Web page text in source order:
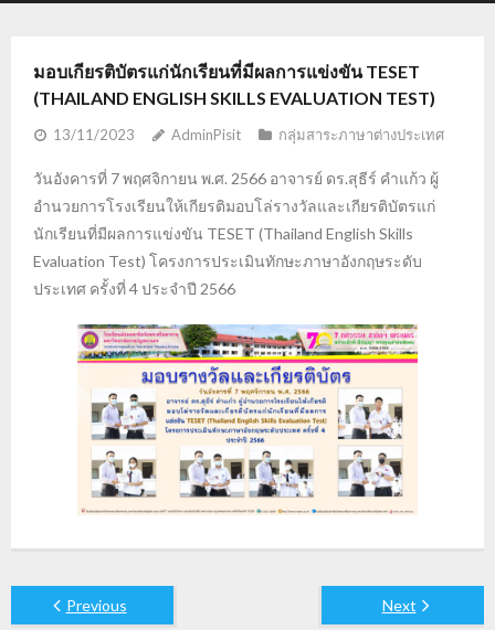
มอบเกียรติบัตรแก่นักเรียนที่มีผลการแข่งขัน TESET
(THAILAND ENGLISH SKILLS EVALUATION TEST)
13/11/2023 AdminPisit กลุ่มสาระภาษาต่างประเทศ
วันอังคารที่ 7 พฤศจิกายน พ.ศ. 2566 อาจารย์ ดร.สุธีร์ คำแก้ว ผู้
อำนวยการโรงเรียนให้เกียรติมอบโล่รางวัลและเกียรติบัตรแก่
นักเรียนที่มีผลการแข่งขัน TESET (Thailand English Skills
Evaluation Test) โครงการประเมินทักษะภาษาอังกฤษระดับ
ประเทศ ครั้งที่ 4 ประจำปี 2566
Previous Next